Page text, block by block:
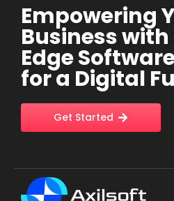
Empowering
Business
Edge
for a Digital
Get Started